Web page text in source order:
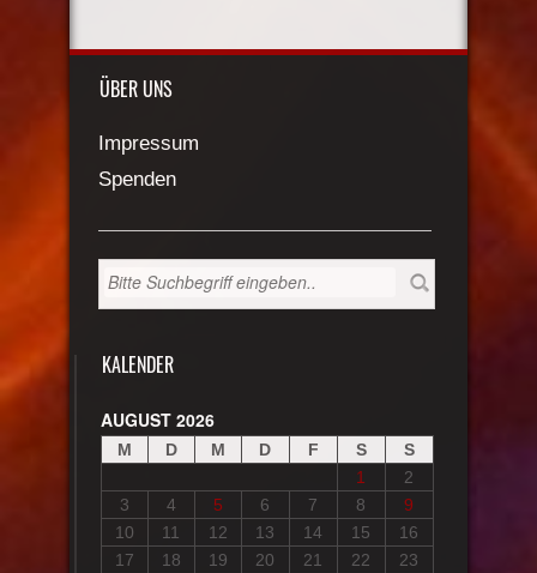
ÜBER UNS
Impressum
Spenden
KALENDER
AUGUST 2026
M D M D F S
S
1
2
3
4 5 6 7 8
9
10
11 12 13 14 15
16
17
18 19 20 21 22
23